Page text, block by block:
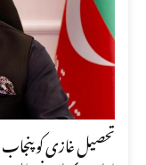
تحصیل غازی کو پنجاب